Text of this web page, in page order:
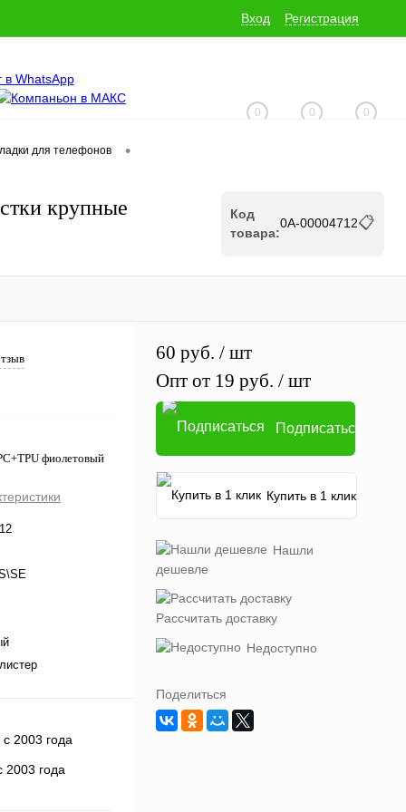
Вход Регистрация
0 0 0
для телефонов •
крупные
Код
товара:
0А-00004712📋
фиолетовый
2003 года
60 руб. / шт
Опт от 19 руб. / шт
Подписаться
Купить в 1 клик
Нашли
дешевле
Рассчитать доставку
Недоступно
Поделиться